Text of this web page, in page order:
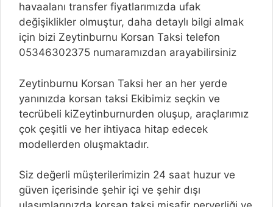
havaalanı transfer fiyatlarımızda ufak
değişiklikler olmuştur, daha detaylı bilgi almak
için bizi Zeytinburnu Korsan Taksi telefon
05346302375 numaramızdan arayabilirsiniz
Zeytinburnu Korsan Taksi her an her yerde
yanınızda korsan taksi Ekibimiz seçkin ve
tecrübeli kiZeytinburnurden oluşup, araçlarımız
çok çeşitli ve her ihtiyaca hitap edecek
modellerden oluşmaktadır.
Siz değerli müşterilerimizin 24 saat huzur ve
güven içerisinde şehir içi ve şehir dışı